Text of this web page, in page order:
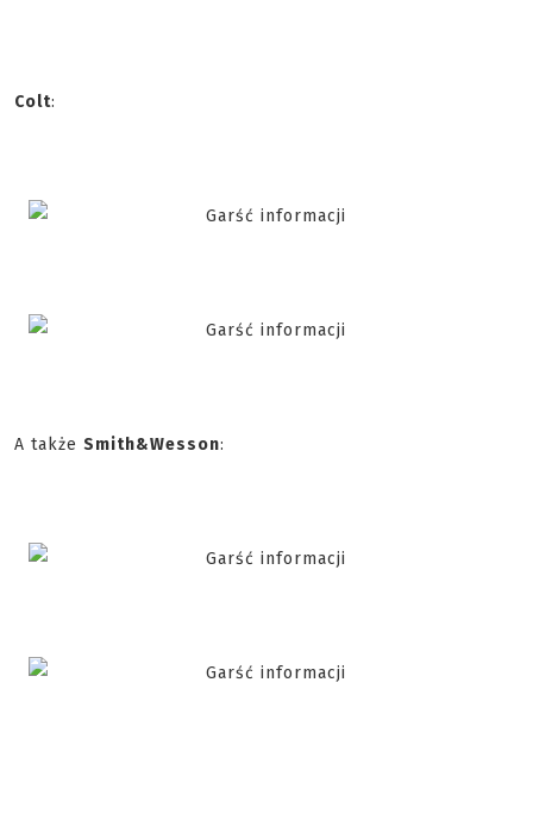
Colt:
A także Smith&Wesson: